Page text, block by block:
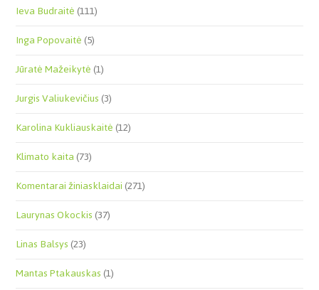
Ieva Budraitė(111)
Inga Popovaitė(5)
Jūratė Mažeikytė(1)
Jurgis Valiukevičius(3)
Karolina Kukliauskaitė(12)
Klimato kaita(73)
Komentarai žiniasklaidai(271)
Laurynas Okockis(37)
Linas Balsys(23)
Mantas Ptakauskas(1)